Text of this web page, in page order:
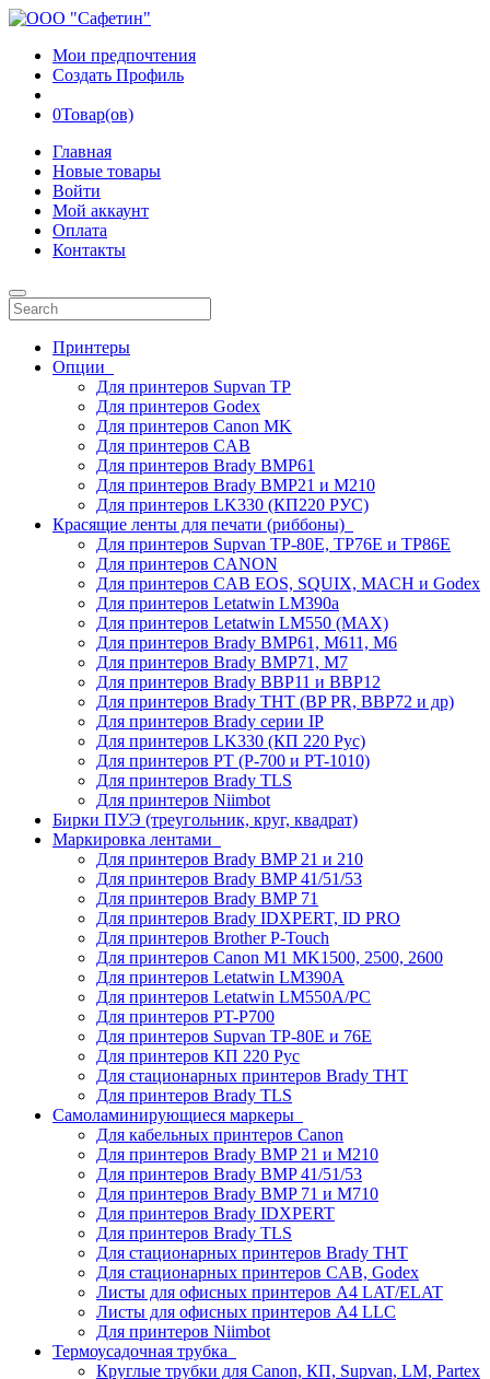
Мои предпочтения
Создать Профиль
0Товар(ов)
Главная
Новые товары
Войти
Мой аккаунт
Оплата
Контакты
Принтеры
Опции
Для принтеров Supvan TP
Для принтеров Godex
Для принтеров Canon MK
Для принтеров CAB
Для принтеров Brady BMP61
Для принтеров Brady BMP21 и M210
Для принтеров LK330 (КП220 РУС)
Красящие ленты для печати (риббоны)
Для принтеров Supvan TP-80E, TP76E и TP86E
Для принтеров CANON
Для принтеров CAB EOS, SQUIX, MACH и Godex
Для принтеров Letatwin LM390a
Для принтеров Letatwin LM550 (MAX)
Для принтеров Brady BMP61, M611, M6
Для принтеров Brady BMP71, M7
Для принтеров Brady BBP11 и BBP12
Для принтеров Brady THT (BP PR, BBP72 и др)
Для принтеров Brady серии IP
Для принтеров LK330 (КП 220 Рус)
Для принтеров PT (P-700 и PT-1010)
Для принтеров Brady TLS
Для принтеров Niimbot
Бирки ПУЭ (треугольник, круг, квадрат)
Маркировка лентами
Для принтеров Brady BMP 21 и 210
Для принтеров Brady BMP 41/51/53
Для принтеров Brady BMP 71
Для принтеров Brady IDXPERT, ID PRO
Для принтеров Brother P-Touch
Для принтеров Canon M1 MK1500, 2500, 2600
Для принтеров Letatwin LM390A
Для принтеров Letatwin LM550A/PC
Для принтеров PT-P700
Для принтеров Supvan TP-80E и 76E
Для принтеров КП 220 Рус
Для стационарных принтеров Brady THT
Для принтеров Brady TLS
Самоламинирующиеся маркеры
Для кабельных принтеров Canon
Для принтеров Brady BMP 21 и M210
Для принтеров Brady BMP 41/51/53
Для принтеров Brady BMP 71 и M710
Для принтеров Brady IDXPERT
Для принтеров Brady TLS
Для стационарных принтеров Brady THT
Для стационарных принтеров CAB, Godex
Листы для офисных принтеров А4 LAT/ELAT
Листы для офисных принтеров А4 LLC
Для принтеров Niimbot
Термоусадочная трубка
Круглые трубки для Canon, КП, Supvan, LM, Partex